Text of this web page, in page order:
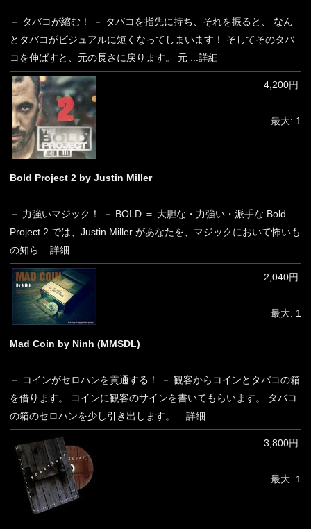
－ タバコが縮む！ － タバコを指先に持ち、それを振ると、 なん
とタバコがビジュアルに短くなってしまいます！ そしてそのタバ
コを伸ばすと、元の長さに戻ります。 元 ...詳細
4,200円
最大: 1
Bold Project 2 by Justin Miller
－ 力強いマジック！ － BOLD ＝ 大胆な・力強い・派手な Bold
Project 2 では、Justin Miller があなたを、マジックにおいて怖いも
の知ら
...詳細
2,040円
最大: 1
Mad Coin by Ninh (MMSDL)
－ コインがセロハンを貫通する！ － 観客からコインとタバコの箱
を借ります。 コインに観客のサインを書いてもらいます。 タバコ
の箱のセロハンを少し引き出します。
...詳細
3,800円
最大: 1